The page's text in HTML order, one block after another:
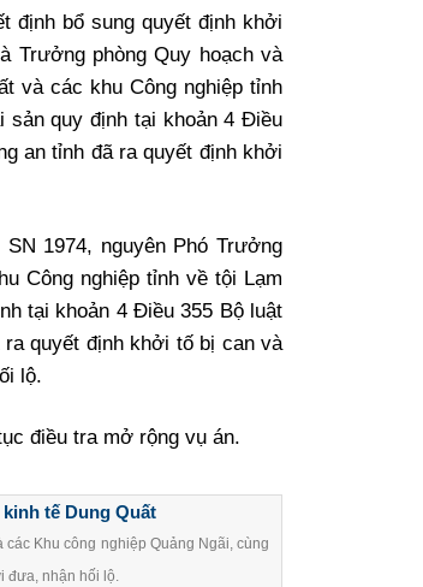
định bổ sung quyết định khởi
Trưởng phòng Quy hoạch và
và các khu Công nghiệp tỉnh
sản quy định tại khoản 4 Điều
an tỉnh đã ra quyết định khởi
1974, nguyên Phó Trưởng
Công nghiệp tỉnh về tội Lạm
tại khoản 4 Điều 355 Bộ luật
quyết định khởi tố bị can và
lộ.
điều tra mở rộng vụ án.
tế Dung Quất
các Khu công nghiệp Quảng Ngãi, cùng
đưa, nhận hối lộ.